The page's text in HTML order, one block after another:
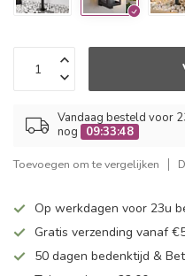
Vandaag besteld voor
nog
09:33:48
Toevoegen om te vergelijken
Op werkdagen voor 23u
Gratis verzending vanaf
50 dagen bedenktijd &